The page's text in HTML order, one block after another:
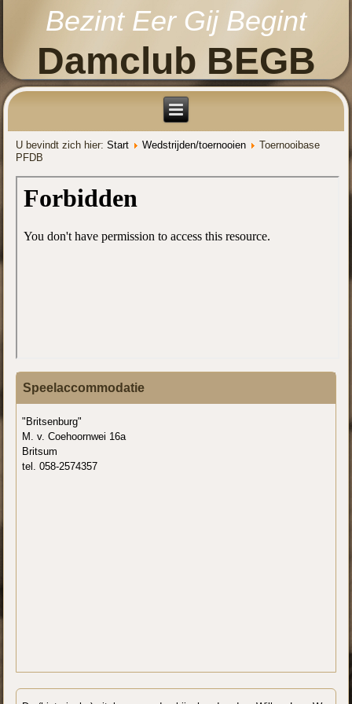
Bezint Eer Gij Begint
Damclub BEGB
U bevindt zich hier:Start Wedstrijden/toernooien
Toernooibase
PFDB
Speelaccommodatie
"Britsenburg"
M. v. Coehoornwei 16a
Britsum
tel. 058-2574357